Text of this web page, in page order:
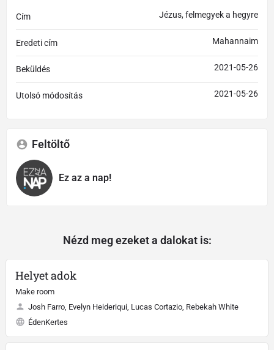
Cím Jézus, felmegyek a hegyre
Eredeti cím Mahannaim
Beküldés 2021-05-26
Utolsó módosítás 2021-05-26
Feltöltő
Ez az a nap!
Nézd meg ezeket a dalokat is:
Helyet adok
Make room
Josh Farro, Evelyn Heideriqui, Lucas Cortazio, Rebekah White
ÉdenKertes